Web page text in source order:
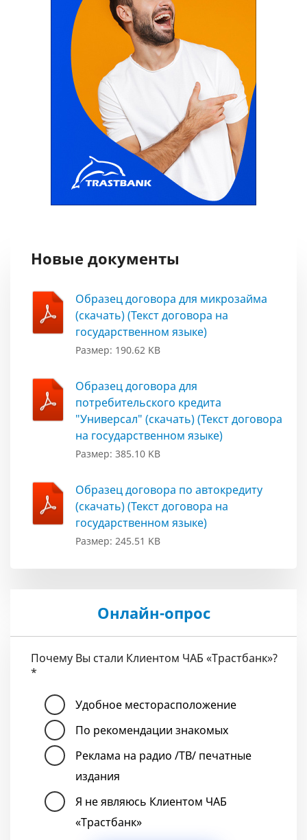
Новые документы
Образец договора для микрозайма
(скачать) (Текст договора на
государственном языке)
Размер: 190.62 KB
Образец договора для
потребительского кредита
"Универсал" (скачать) (Текст договора
на государственном языке)
Размер: 385.10 KB
Образец договора по автокредиту
(скачать) (Текст договора на
государственном языке)
Размер: 245.51 KB
Онлайн-опрос
Почему Вы стали Клиентом ЧАБ «Трастбанк»?
*
Удобное месторасположение
По рекомендации знакомых
Реклама на радио /ТВ/ печатные
издания
Я не являюсь Клиентом ЧАБ
«Трастбанк»